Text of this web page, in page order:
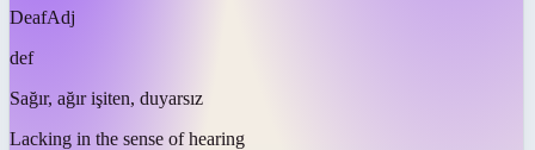
DeafAdj
def
Sağır, ağır işiten, duyarsız
Lacking in the sense of hearing